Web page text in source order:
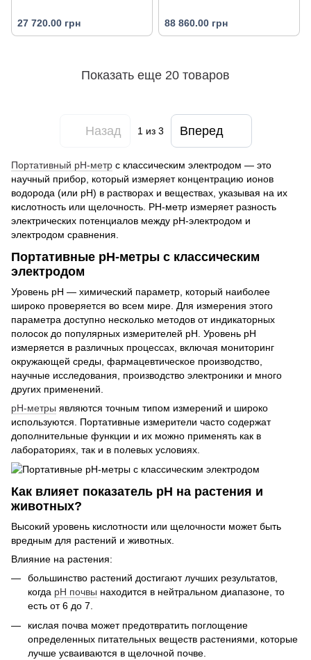
27 720.00 грн 88 860.00 грн
Показать еще 20 товаров
Назад 1из 3 Вперед
Портативный pH-метр с классическим электродом — это
научный прибор, который измеряет концентрацию ионов
водорода (или рН) в растворах и веществах, указывая на их
кислотность или щелочность. PH-метр измеряет разность
электрических потенциалов между pH-электродом и
электродом сравнения.
Портативные pH-метры с классическим
электродом
Уровень рН — химический параметр, который наиболее
широко проверяется во всем мире. Для измерения этого
параметра доступно несколько методов от индикаторных
полосок до популярных измерителей pH. Уровень рН
измеряется в различных процессах, включая мониторинг
окружающей среды, фармацевтическое производство,
научные исследования, производство электроники и много
других применений.
рН-метры являются точным типом измерений и широко
используются. Портативные измерители часто содержат
дополнительные функции и их можно применять как в
лабораториях, так и в полевых условиях.
Как влияет показатель рН на растения и
животных?
Высокий уровень кислотности или щелочности может быть
вредным для растений и животных.
Влияние на растения:
большинство растений достигают лучших результатов,
когда рН почвы находится в нейтральном диапазоне, то
есть от 6 до 7.
кислая почва может предотвратить поглощение
определенных питательных веществ растениями, которые
лучше усваиваются в щелочной почве.